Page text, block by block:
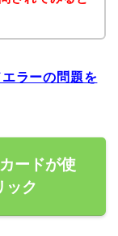
ラーの問題を
ードが使
ック